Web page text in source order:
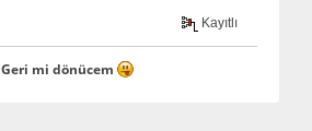
Kayıtlı
Geri mi dönücem